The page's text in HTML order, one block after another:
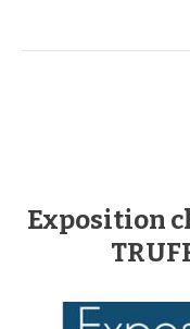
Exposition